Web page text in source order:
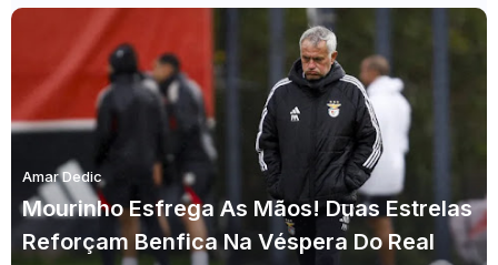
Amar Dedic
Mourinho Esfrega As Mãos! Duas Estrelas
Reforçam Benfica Na Véspera Do Real